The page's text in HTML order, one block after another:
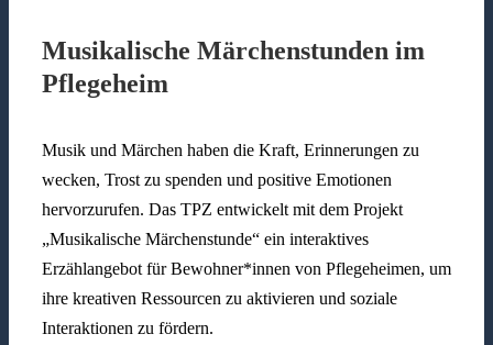
Musikalische Märchenstunden im
Pflegeheim
Musik und Märchen haben die Kraft, Erinnerungen zu
wecken, Trost zu spenden und positive Emotionen
hervorzurufen. Das TPZ entwickelt mit dem Projekt
„Musikalische Märchenstunde“ ein interaktives
Erzählangebot für Bewohner*innen von Pflegeheimen, um
ihre kreativen Ressourcen zu aktivieren und soziale
Interaktionen zu fördern.